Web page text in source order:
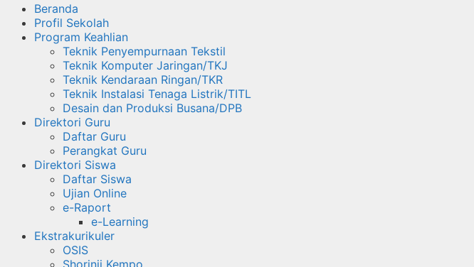
Beranda
Profil Sekolah
Program Keahlian
Teknik Penyempurnaan Tekstil
Teknik Komputer Jaringan/TKJ
Teknik Kendaraan Ringan/TKR
Teknik Instalasi Tenaga Listrik/TITL
Desain dan Produksi Busana/DPB
Direktori Guru
Daftar Guru
Perangkat Guru
Direktori Siswa
Daftar Siswa
Ujian Online
e-Raport
e-Learning
Ekstrakurikuler
OSIS
Shorinji Kempo